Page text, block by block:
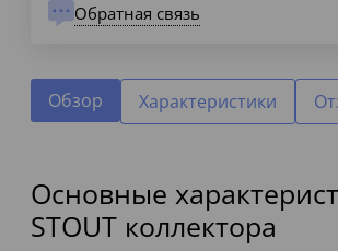
Обратная связь
Обзор Характеристики
Основные
STOUT коллектора